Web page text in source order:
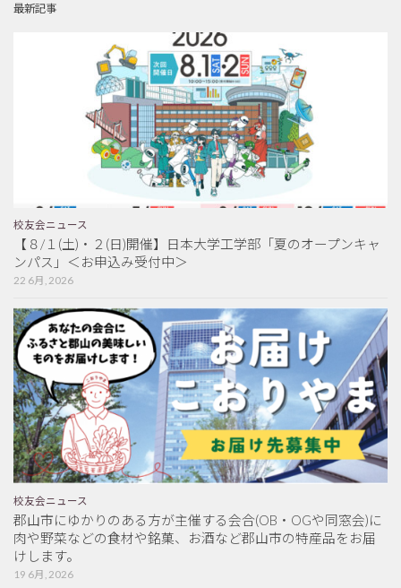
最新記事
校友会ニュース
【８/１(土)・２(日)開催】日本大学工学部「夏のオープンキャ
ンパス」＜お申込み受付中＞
22 6月, 2026
校友会ニュース
郡山市にゆかりのある方が主催する会合(OB・OGや同窓会)に
肉や野菜などの食材や銘菓、お酒など郡山市の特産品をお届
けします。
19 6月, 2026